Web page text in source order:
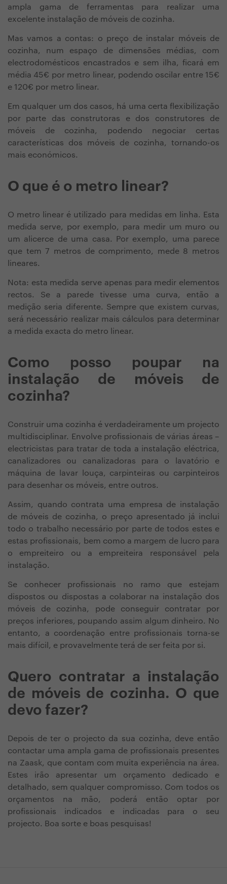
ampla gama de ferramentas para realizar uma
excelente instalação de móveis de cozinha.
Mas vamos a contas: o preço de instalar móveis de
cozinha, num espaço de dimensões médias, com
electrodomésticos encastrados e sem ilha, ficará em
média 45€ por metro linear, podendo oscilar entre 15€
e 120€ por metro linear.
Em qualquer um dos casos, há uma certa flexibilização
por parte das construtoras e dos construtores de
móveis de cozinha, podendo negociar certas
características dos móveis de cozinha, tornando-os
mais económicos.
O que é o metro linear?
O metro linear é utilizado para medidas em linha. Esta
medida serve, por exemplo, para medir um muro ou
um alicerce de uma casa. Por exemplo, uma parece
que tem 7 metros de comprimento, mede 8 metros
lineares.
Nota: esta medida serve apenas para medir elementos
rectos. Se a parede tivesse uma curva, então a
medição seria diferente. Sempre que existem curvas,
será necessário realizar mais cálculos para determinar
a medida exacta do metro linear.
Como posso poupar na
instalação de móveis de
cozinha?
Construir uma cozinha é verdadeiramente um projecto
multidisciplinar. Envolve profissionais de várias áreas –
electricistas para tratar de toda a instalação eléctrica,
canalizadores ou canalizadoras para o lavatório e
máquina de lavar louça, carpinteiras ou carpinteiros
para desenhar os móveis, entre outros.
Assim, quando contrata uma empresa de instalação
de móveis de cozinha, o preço apresentado já inclui
todo o trabalho necessário por parte de todos estes e
estas profissionais, bem como a margem de lucro para
o empreiteiro ou a empreiteira responsável pela
instalação.
Se conhecer profissionais no ramo que estejam
dispostos ou dispostas a colaborar na instalação dos
móveis de cozinha, pode conseguir contratar por
preços inferiores, poupando assim algum dinheiro. No
entanto, a coordenação entre profissionais torna-se
mais difícil, e provavelmente terá de ser feita por si.
Quero contratar a instalação
de móveis de cozinha. O que
devo fazer?
Depois de ter o projecto da sua cozinha, deve então
contactar uma ampla gama de profissionais presentes
na Zaask, que contam com muita experiência na área.
Estes irão apresentar um orçamento dedicado e
detalhado, sem qualquer compromisso. Com todos os
orçamentos na mão, poderá então optar por
profissionais indicados e indicadas para o seu
projecto. Boa sorte e boas pesquisas!